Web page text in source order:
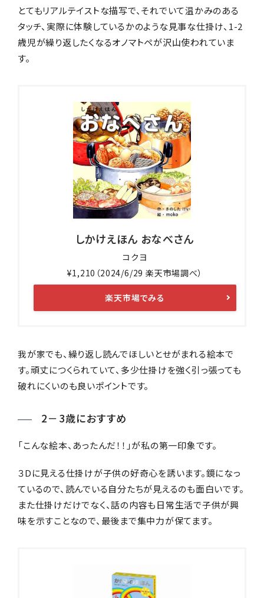
とてもリアルテイストな描写で、それでいて温かみのある
タッチ、実際に体験しているかのような見事な仕掛け、1-2
歳児が繰り返したくなるオノマトペが沢山使われていま
す。
しかけえほん おなべさん
コクヨ
¥1,210（2024/6/29 楽天市場調べ）
楽天市場でみる
我が家でも、繰り返し読んでほしいとせがまれる絵本で
す。頑丈につくられていて、多少仕掛けを強く引っ張っても
破れにくいのも良いポイントです。
2－3歳におすすめ
「こんな絵本、あったんだ！！」が私の第一印象です。
３Dに見える仕掛けが子供の好奇心を誘います。鏡になっ
ているので、読んでいる自分たちが見えるのも面白いです。
また仕掛けだけでなく、話の内容も日常生活で子供が興
味を示すことなので、最後まで集中力が保てます。